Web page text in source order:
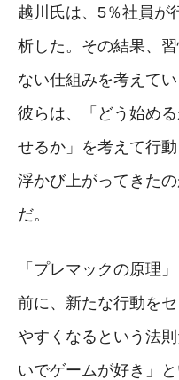
越川氏は、5％社員が
析した。その結果、
ない仕組みを考えて
彼らは、「どう始め
せるか」を考えて行
浮かび上がってきた
だ。
「プレマックの原理
前に、新たな行動を
やすくなるという法
いでゲームが好き」